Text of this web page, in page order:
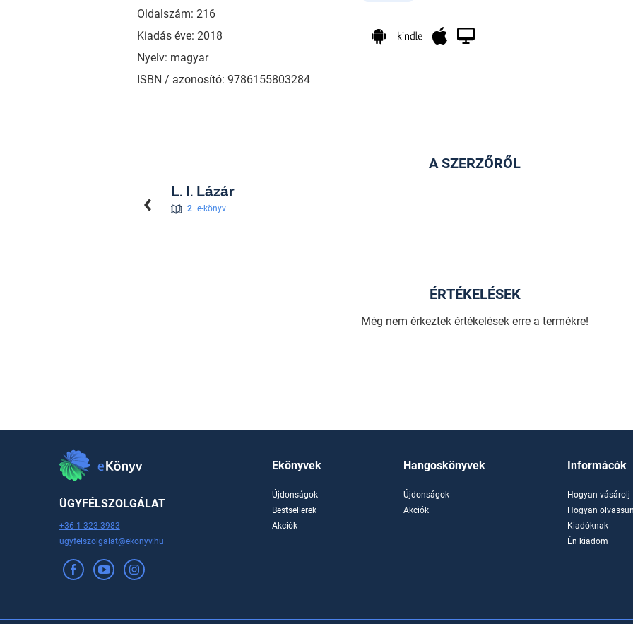
Oldalszám: 216
Kiadás éve: 2018
Nyelv: magyar
ISBN / azonosító: 9786155803284
A SZERZŐRŐL
L. I. Lázár
2 e-könyv
ÉRTÉKELÉSEK
Még nem érkeztek értékelések erre a termékre!
ÜGYFÉLSZOLGÁLAT
+36-1-323-3983
ugyfelszolgalat@ekonyv.hu
Ekönyvek
Újdonságok
Bestsellerek
Akciók
Hangoskönyvek
Újdonságok
Akciók
Informácók
Hogyan vásárolj
Hogyan
Kiadóknak
Én kiadom